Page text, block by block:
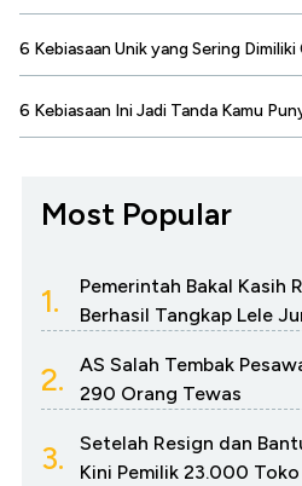
6 Kebiasaan Unik yang Sering
6 Kebiasaan Ini Jadi Tanda Kamu
Most Popular
1.
Pemerintah Bakal Kasih
Berhasil Tangkap Lele
2.
AS Salah Tembak
290 Orang Tewas
3.
Setelah Resign dan
Kini Pemilik 23.000 Toko